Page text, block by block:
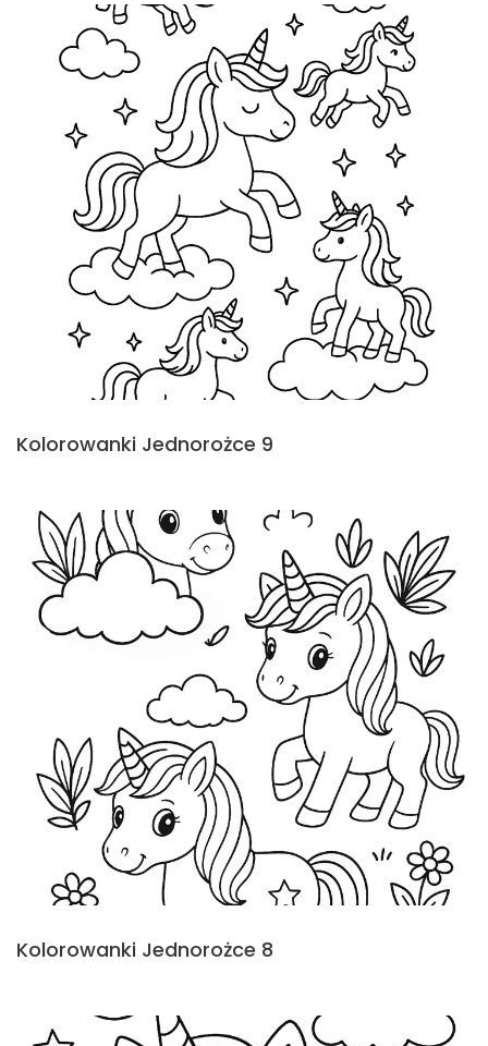
Kolorowanki Jednorożce 9
Kolorowanki Jednorożce 8